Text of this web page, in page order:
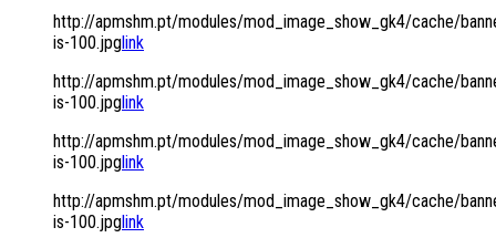
http://apmshm.pt/modules/mod_image_show_gk4/cache/
is-100.jpglink
http://apmshm.pt/modules/mod_image_show_gk4/cache/
is-100.jpglink
http://apmshm.pt/modules/mod_image_show_gk4/cache/
is-100.jpglink
http://apmshm.pt/modules/mod_image_show_gk4/cache/
is-100.jpglink